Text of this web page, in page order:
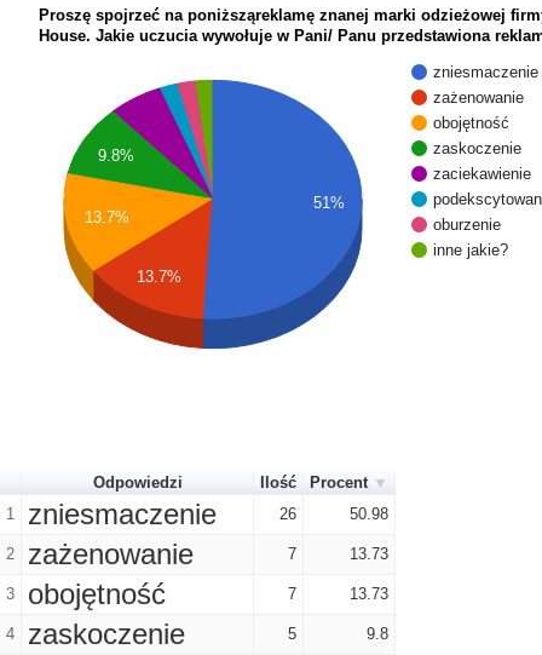
Proszę spojrzeć na poniższąreklamę znanej marki odzieżowej
House. Jakie uczucia wywołuje w Pani/ Panu przedstawiona
zniesmaczenie
zażenowanie
obojętność
zaskoczenie
zaciekawienie
oburzenie
inne jakie?
9.8%
13.7%
13.7%
51%
Odpowiedzi Ilość
Procent
1
zniesmaczenie 26 50.98
2 zażenowanie 7 13.73
3 obojętność 7 13.73
4 zaskoczenie 5 9.8